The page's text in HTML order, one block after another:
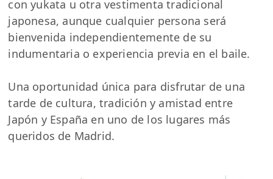
con yukata u otra vestimenta tradicional
japonesa, aunque cualquier persona será
bienvenida independientemente de su
indumentaria o experiencia previa en el baile.
Una oportunidad única para disfrutar de una
tarde de cultura, tradición y amistad entre
Japón y España en uno de los lugares más
queridos de Madrid.